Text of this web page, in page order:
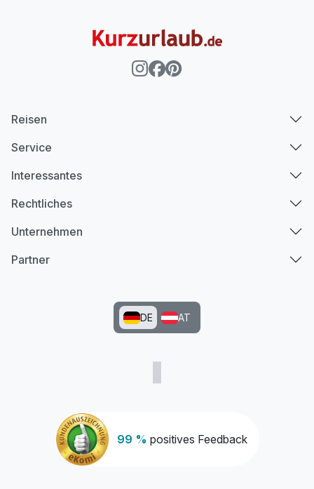
99 % positives Feedback
Reisen
Service
Interessantes
Rechtliches
Unternehmen
Partner
DE AT